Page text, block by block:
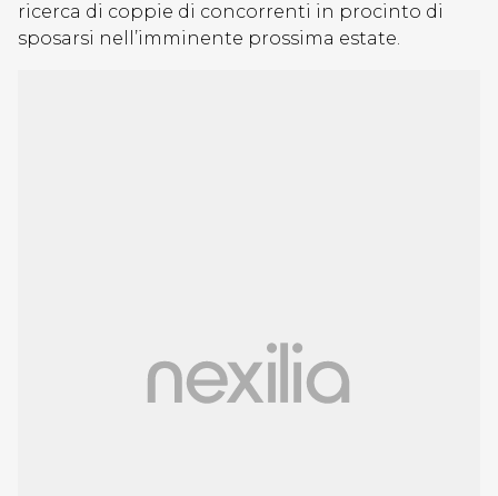
ricerca di coppie di concorrenti in procinto di
sposarsi nell’imminente prossima estate.